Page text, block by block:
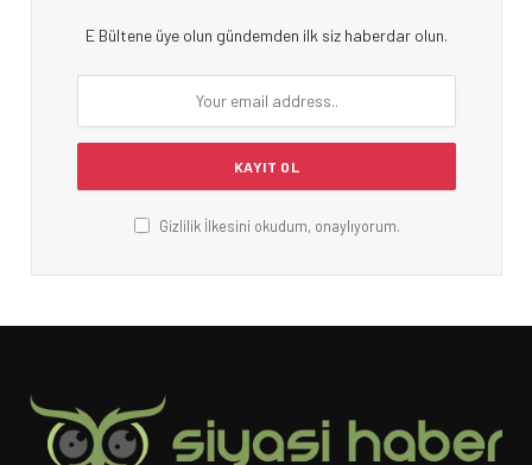
E Bültene üye olun gündemden ilk siz haberdar olun.
Gizlilik İlkesini okudum, onaylıyorum.